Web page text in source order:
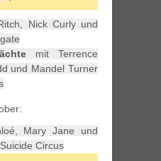
Nick Curly und
mit Terrence
und Mandel Turner
Mary Jane und
Circus